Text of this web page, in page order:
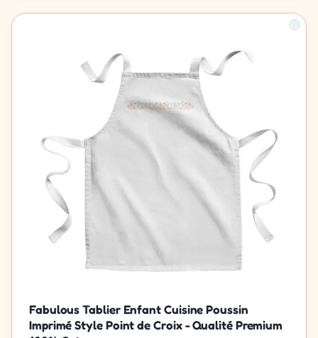
Fabulous Tablier Enfant Cuisine Poussin
Imprimé Style Point de Croix - Qualité Premium